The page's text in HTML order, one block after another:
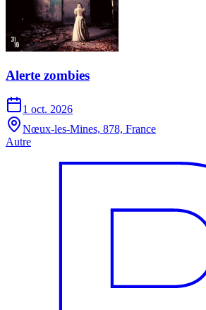
Alerte zombies
1 oct. 2026
Nœux-les-Mines, 878, France
Autre